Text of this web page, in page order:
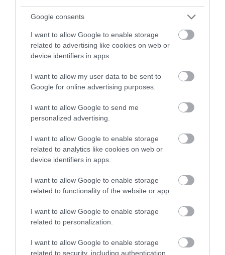
Google consents
I want to allow Google to enable storage
related to advertising like cookies on web or
device identifiers in apps.
I want to allow my user data to be sent to
Google for online advertising purposes.
I want to allow Google to send me
personalized advertising.
I want to allow Google to enable storage
related to analytics like cookies on web or
device identifiers in apps.
I want to allow Google to enable storage
related to functionality of the website or app.
I want to allow Google to enable storage
related to personalization.
I want to allow Google to enable storage
related to security, including authentication
Ha tovább olvasnál!
Kiderült: ekkor kezdett el az
ősember ételeket főzni
Érdekes módon viszont, miközben rengeteg
bizonyítékunk van arra, hogy a neandervölgyi gének
az emberi DNS részét képezik, fordítva ez már nem
mondható el – ez viszont valószínűleg betudható
annak, hogy továbbra is nagyon kevés
neandervölgyi mintát ismernek a kutatók.
Guran és csapata arra biztatja az iráni régészeket,
ugyanis előfordulhat, hogy további értékes leletekre
bukkannak majd.
Nyitókép: Fotó: Shutterstock
NEANDERVÖLGYI EMBER LELET